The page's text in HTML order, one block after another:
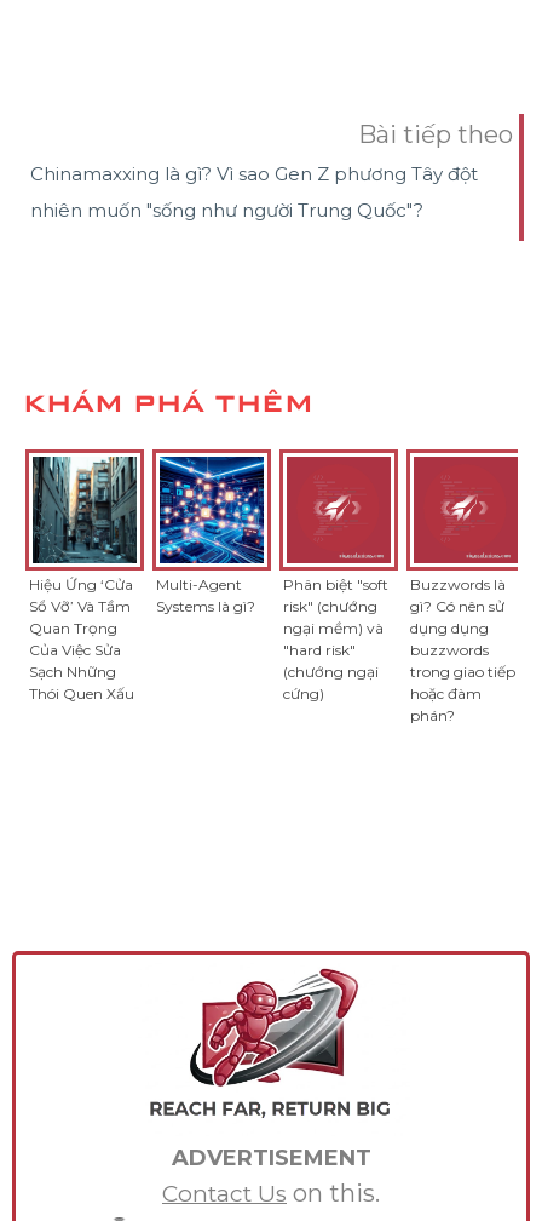
Bài tiếp theo
Chinamaxxing là gì? Vì sao Gen Z phương Tây đột
nhiên muốn "sống như người Trung Quốc"?
KHÁM PHÁ THÊM
Hiệu Ứng ‘Cửa
Sổ Vỡ’ Và Tầm
Quan Trọng
Của Việc Sửa
Sạch Những
Thói Quen Xấu
Multi-Agent
Systems là gì?
Phân biệt "soft
risk" (chướng
ngại mềm) và
"hard risk"
(chướng ngại
cứng)
Buzzwords là
gì? Có nên sử
dụng dụng
buzzwords
trong giao tiếp
hoặc đàm
phán?
ADVERTISEMENT
Contact Us on this.